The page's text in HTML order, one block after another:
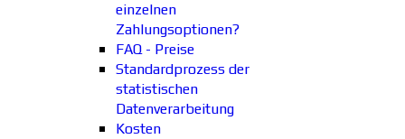
einzelnen
Zahlungsoptionen?
FAQ - Preise
Standardprozess der
statistischen
Datenverarbeitung
Kosten